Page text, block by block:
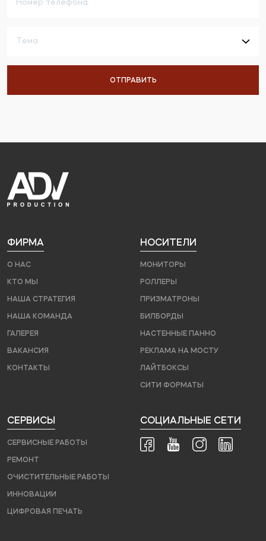
ФИРМА
О НАС
КТО МЫ
НАША СТРАТЕГИЯ
НАША КОМАНДА
ГАЛЕРЕЯ
ВАКАНСИЯ
КОНТАКТЫ
НОСИТЕЛИ
МОНИТОРЫ
РОЛЛЕРЫ
ПРИЗМАТРОНЫ
БИЛБОРДЫ
НАСТЕННЫЕ ПАННО
РЕКЛАМА НА МОСТУ
ЛАЙТБОКСЫ
СИТИ ФОРМАТЫ
СЕРВИСЫ
СЕРВИСНЫЕ РАБОТЫ
РЕМОНТ
ОЧИСТИТЕЛЬНЫЕ РАБОТЫ
ИННОВАЦИИ
ЦИФРОВАЯ ПЕЧАТЬ
СОЦИАЛЬНЫЕ СЕТИ